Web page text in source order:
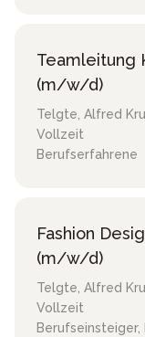
Teamleitung
(m/w/d)
Telgte, Alfred
Vollzeit
Berufserfahrene
Fashion
(m/w/d)
Telgte, Alfred
Vollzeit